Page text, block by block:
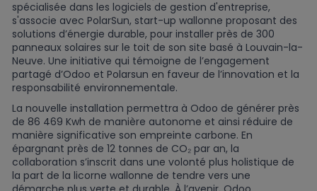
spécialisée dans les logiciels de gestion d'entreprise,
s'associe avec PolarSun, start-up wallonne proposant des
solutions d’énergie durable, pour installer près de 300
panneaux solaires sur le toit de son site basé à Louvain-la-
Neuve. Une initiative qui témoigne de l’engagement
partagé d’Odoo et Polarsun en faveur de l’innovation et la
responsabilité environnementale.
La nouvelle installation permettra à Odoo de générer près
de 86 469 Kwh de manière autonome et ainsi réduire de
manière significative son empreinte carbone. En
épargnant près de 12 tonnes de CO₂ par an, la
collaboration s’inscrit dans une volonté plus holistique de
la part de la licorne wallonne de tendre vers une